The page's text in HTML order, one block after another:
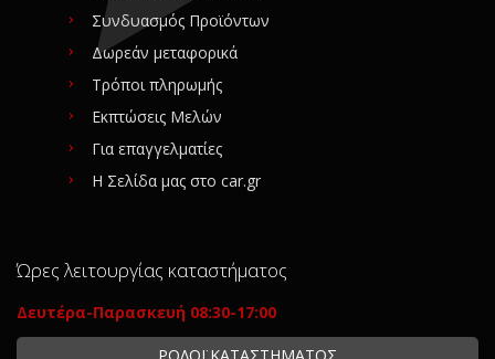
Συνδυασμός Προϊόντων
Δωρεάν μεταφορικά
Τρόποι πληρωμής
Εκπτώσεις Μελών
Για επαγγελματίες
Η Σελίδα μας στο car.gr
Ώρες λειτουργίας καταστήματος
Δευτέρα-Παρασκευή 08:30-17:00